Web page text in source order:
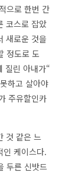
으로 한번 간
코스로 잡았
새로운 것을
정도로 도
질린 아내가“
하고 살아야
주유할인카
것 같은 느
인 케이스다.
두른 신밧드